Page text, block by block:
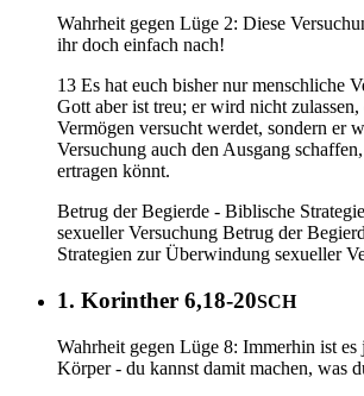
Wahrheit gegen Lüge 2: Diese
ihr doch einfach nach!
13 Es hat euch bisher nur menschliche
Gott aber ist treu; er wird nicht zulassen,
Vermögen versucht werdet, sondern er
Versuchung auch den Ausgang
ertragen könnt.
Betrug der Begierde - Biblische
sexueller Versuchung Betrug der
Strategien zur Überwindung sexueller
1. Korinther 6,18-20SCH
Wahrheit gegen Lüge 8: Immerhin ist es
Körper - du kannst damit machen, was